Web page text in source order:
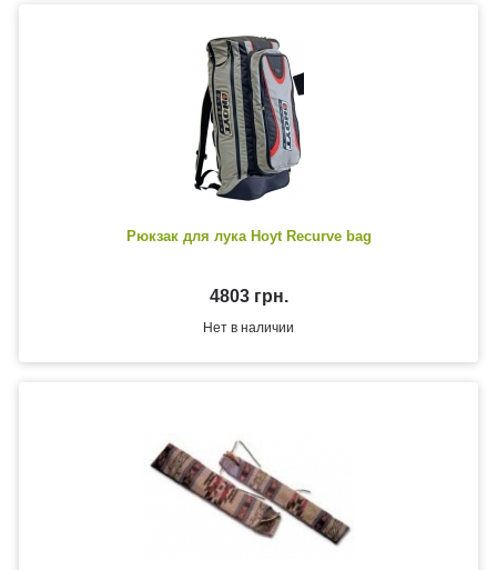
Рюкзак для лука Hoyt Recurve bag
4803 грн.
Нет в наличии